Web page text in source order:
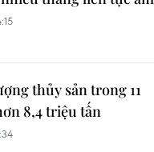
thủy sản trong 11
8,4 triệu tấn